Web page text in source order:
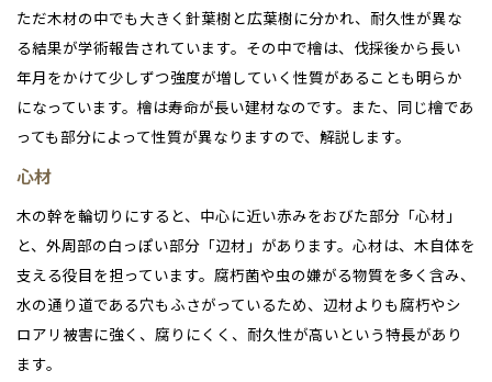
ただ木材の中でも大きく針葉樹と広葉樹に分かれ、耐久性が異な
る結果が学術報告されています。その中で檜は、伐採後から長い
年月をかけて少しずつ強度が増していく性質があることも明らか
になっています。檜は寿命が長い建材なのです。また、同じ檜であ
っても部分によって性質が異なりますので、解説します。
心材
木の幹を輪切りにすると、中心に近い赤みをおびた部分「心材」
と、外周部の白っぽい部分「辺材」があります。心材は、木自体を
支える役目を担っています。腐朽菌や虫の嫌がる物質を多く含み、
水の通り道である穴もふさがっているため、辺材よりも腐朽やシ
ロアリ被害に強く、腐りにくく、耐久性が高いという特長があり
ます。
道東
山形
宮城
福島
長野
富山
石川
神奈川
埼玉
千葉
栃木
群馬
愛知
岐阜
静岡
近畿
大阪
京都
奈良
滋賀
中国・四国
岡山
愛媛
鳥取
九州
佐賀
熊本
分譲マンション
※現住所のある都道府県以外の建築予定地の方でも現住所の有るお近
くの展示場又は店舗にお問合せください。
移住の計画の方もご相談対
応します。お気軽にご相談ください。
室蘭
道東
帯広
釧路
山形県
山形
宮城県
仙台
福島県
郡山
会津
長野県
長野
松本
富山県
富山
石川県
金沢
神奈川県
横浜
相模
埼玉県
埼玉
柏
茨城県
水戸
栃木県
宇都宮
小山
愛知県
名古屋
豊橋
岐阜
静岡県
静岡
三重県
四日市
近畿
大阪府
大阪
京都府
京都
奈良県
奈良
中国・四国
岡山県
岡山
愛媛県
松山
九州
佐賀県
佐賀
熊本県
熊本
大分県
大分